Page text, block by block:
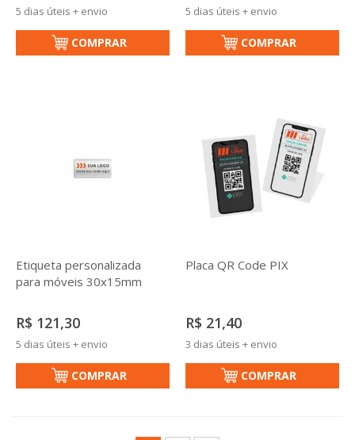
5 dias úteis + envio
COMPRAR
5 dias úteis + envio
COMPRAR
Etiqueta personalizada
para móveis 30x15mm
R$ 121,30
5 dias úteis + envio
COMPRAR
Placa QR Code PIX
R$ 21,40
3 dias úteis + envio
COMPRAR